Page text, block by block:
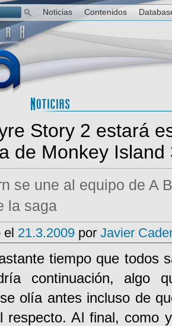
Noticias Contenidos
Story 2 estará
de Monkey Island
se une al equipo de A
la saga
el 21.3.2009 por Javier
tiempo que todos
continuación, algo
olía antes incluso de
respecto. Al final, como